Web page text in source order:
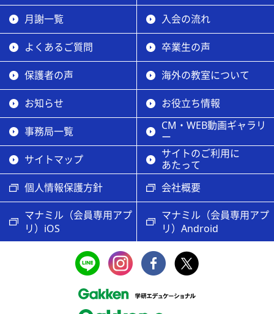
月謝一覧 入会の流れ
よくあるご質問 卒業生の声
保護者の声 海外の教室について
お知らせ お役立ち情報
事務局一覧
CM・WEB動画ギャラリ
ー
サイトマップ
サイトのご利用に
あたって
個人情報保護方針
会社概要
マナミル（会員専用アプ
リ）iOS
マナミル（会員専用アプ
リ）Android